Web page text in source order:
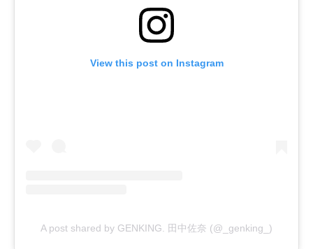
View this post on Instagram
A post shared by GENKING. 田中佐奈 (@_genking_)